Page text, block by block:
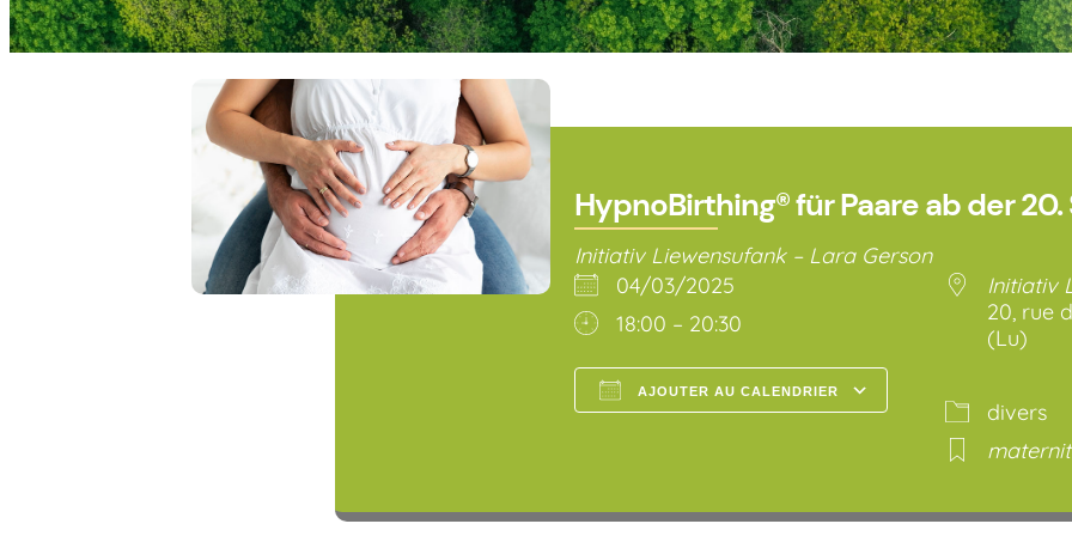
HypnoBirthing® für Paare ab der 20.
Initiativ Liewensufank – Lara Gerson
04/03/2025
18:00 – 20:30
AJOUTER AU CALENDRIER
Calendrier
Initiativ
20, rue
(Lu)
divers